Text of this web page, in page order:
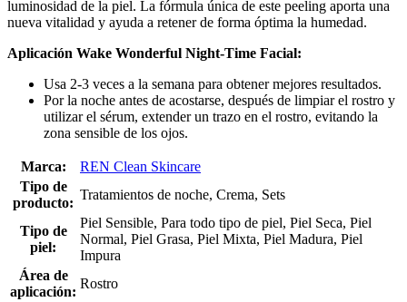
luminosidad de la piel. La fórmula única de este peeling aporta una
nueva vitalidad y ayuda a retener de forma óptima la humedad.
Aplicación Wake Wonderful Night-Time Facial:
Usa 2-3 veces a la semana para obtener mejores resultados.
Por la noche antes de acostarse, después de limpiar el rostro y
utilizar el sérum, extender un trazo en el rostro, evitando la
zona sensible de los ojos.
Marca:
REN Clean Skincare
Tipo de
producto:
Tratamientos de noche, Crema, Sets
Tipo de
piel:
Piel Sensible, Para todo tipo de piel, Piel Seca, Piel
Normal, Piel Grasa, Piel Mixta, Piel Madura, Piel
Impura
Área de
aplicación:
Rostro